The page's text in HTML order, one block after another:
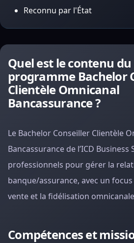
Reconnu par l'État
Quel est le contenu du
programme Bachelor
Clientèle Omnicanal
Bancassurance ?
Le Bachelor Conseiller Clientèle
Bancassurance de l’ICD
professionnels pour gérer la
banque/assurance, avec un
vente et la fidélisation
Compétences et